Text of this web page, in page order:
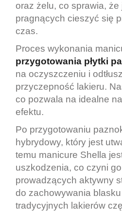
oraz żelu, co sprawia,
pragnących cieszyć się
czas.
Proces wykonania
przygotowania płytki
na oczyszczeniu i
przyczepność lakieru.
co pozwala na idealne
efektu.
Po przygotowaniu
hybrydowy, który jest
temu manicure Shella
uszkodzenia, co czyni
prowadzących aktywny
do zachowywania
tradycyjnych lakierów